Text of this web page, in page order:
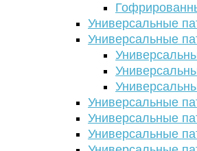
Универсальные
Универсальные
Универсальные
Универсальные
Универсальные